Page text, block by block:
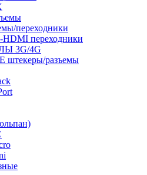
переходники
переходники
3G/4G
разъемы